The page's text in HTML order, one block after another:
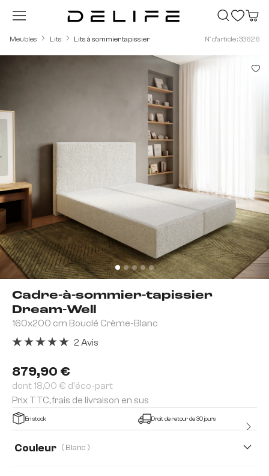
Passer au contenu principal
Meubles Lits Lits à sommier tapissier N° d'article : 33626
Cadre-à-sommier-tapissier
Dream-Well
160x200 cm Bouclé Crème-Blanc
879,90 €
dont 18,00 € d'éco-part
Prix TTC, frais de livraison en sus
2 Avis
En stock Droit de retour de 30 jours
Couleur ( Blanc )